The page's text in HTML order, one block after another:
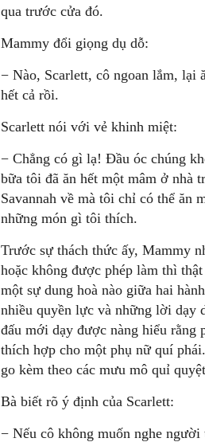
qua trước cửa đó.
Mammy đổi giọng dụ dỗ:
− Nào, Scarlett, cô ngoan lắm, lại
hết cả rồi.
Scarlett nói với vẻ khinh miệt:
− Chẳng có gì lạ! Đầu óc chúng
bữa tôi đã ăn hết một mâm ở nhà
Savannah về mà tôi chỉ có thể ăn
những món gì tôi thích.
Trước sự thách thức ấy, Mammy
hoặc không được phép làm thì
một sự dung hoà nào giữa hai
nhiều quyền lực và những lời dạy
đấu mới dạy được nàng hiểu rằng
thích hợp cho một phụ nữ quí
go kèm theo các mưu mô quỉ
Bà biết rõ ý định của Scarlett:
− Nếu cô không muốn nghe